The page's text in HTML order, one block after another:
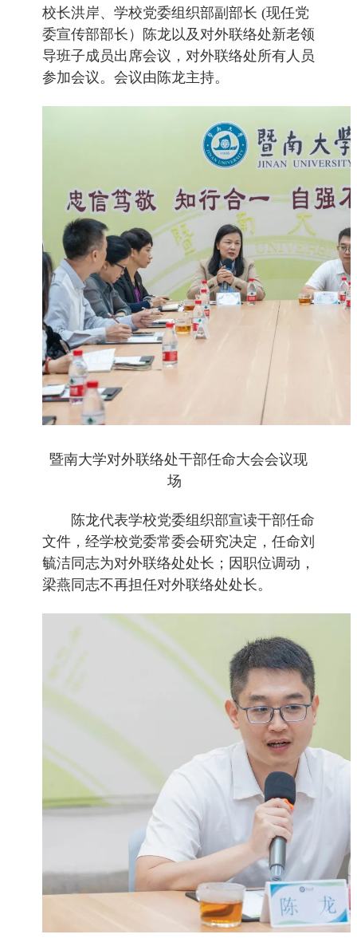
校长洪岸、学校党委组织部副部长 (现任党
委宣传部部长）陈龙以及对外联络处新老领
导班子成员出席会议，对外联络处所有人员
参加会议。会议由陈龙主持。
暨南大学对外联络处干部任命大会会议现
场
陈龙代表学校党委组织部宣读干部任命
文件，经学校党委常委会研究决定，任命刘
毓洁同志为对外联络处处长；因职位调动，
梁燕同志不再担任对外联络处处长。